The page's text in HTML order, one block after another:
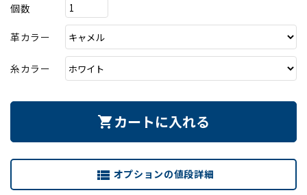
個数
革カラー
糸カラー
shopping_cart カートに入れる
view_list オプションの値段詳細